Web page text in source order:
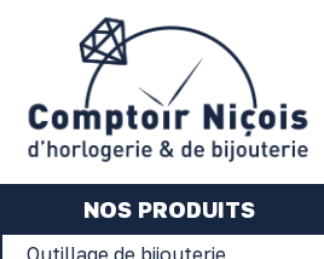
NOS PRODUITS
Outillage de bijouterie
Gérer les préférences en matière